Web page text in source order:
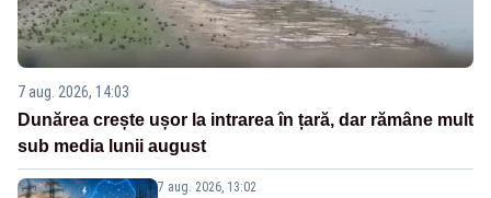
7 aug. 2026, 14:03
Dunărea crește ușor la intrarea în țară, dar rămâne mult
sub media lunii august
7 aug. 2026, 13:02